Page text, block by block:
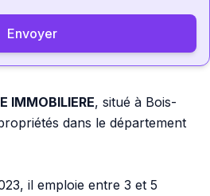
Envoyer
IMMOBILIERE, situé à Bois-
dans le département
il emploie entre 3 et 5